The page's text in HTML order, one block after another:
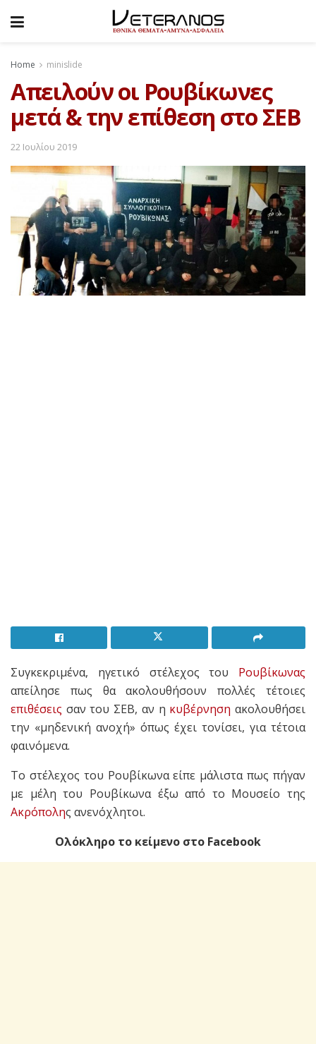
Home minislide
Απειλούν οι Ρουβίκωνες
μετά & την επίθεση στο ΣΕΒ
22 Ιουλίου 2019
Συγκεκριμένα, ηγετικό στέλεχος του Ρουβίκωνας
απείλησε πως θα ακολουθήσουν πολλές τέτοιες
επιθέσεις σαν του ΣΕΒ, αν η κυβέρνηση ακολουθήσει
την «μηδενική ανοχή» όπως έχει τονίσει, για τέτοια
φαινόμενα.
Το στέλεχος του Ρουβίκωνα είπε μάλιστα πως πήγαν
με μέλη του Ρουβίκωνα έξω από το Μουσείο της
Ακρόπολης ανενόχλητοι.
Ολόκληρο το κείμενο στο Facebook